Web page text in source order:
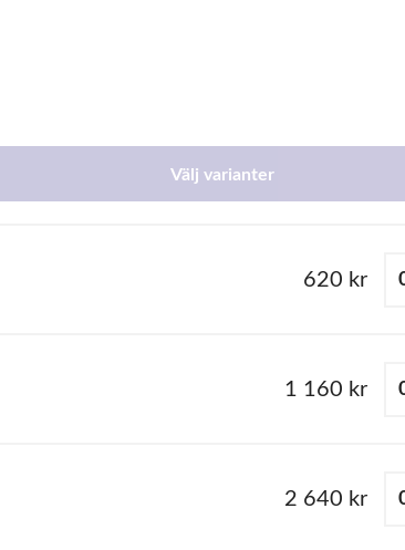
Välj varianter
620 kr
1 160 kr
2 640 kr